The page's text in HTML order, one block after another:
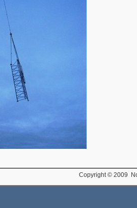
Copyright © 2009